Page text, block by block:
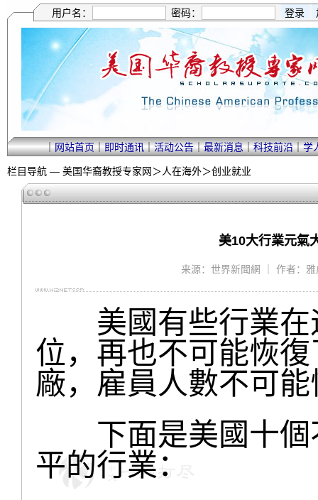
用户名： 密码：
｜网站首页｜即时通讯｜活动公告｜最新消息｜科技前沿｜学
栏目导航 — 美国华裔教授专家网＞人在海外＞创业就业
美10大行業元氣
来源：世界新聞網 ｜ 作者：
美國有些行業在
位，再也不可能恢
廠，雇員人數不可
下面是美國十個
平的行業：